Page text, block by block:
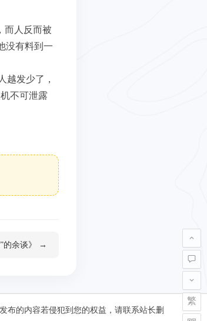
而人反而被
没有料到一
越发少了，
不可泄露
的余谈》 →
布的内容若侵犯到您的权益，请联系站长删
繁